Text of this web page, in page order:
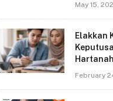
May 15,
Elakkan
Hartanah
February